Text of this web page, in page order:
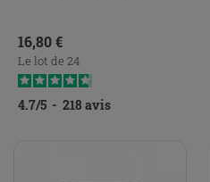
Prix
16,80 €
Le lot de 24
4.7/5 - 218 avis